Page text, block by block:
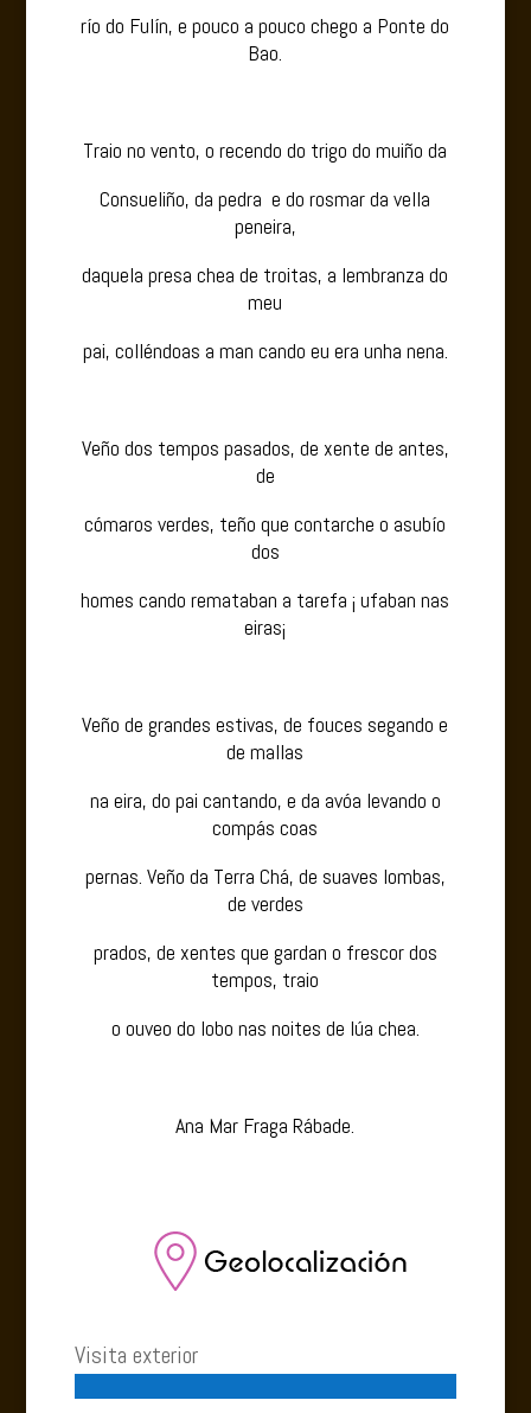
río do Fulín, e pouco a pouco chego a Ponte do
Bao.
Traio no vento, o recendo do trigo do muiño da
Consueliño, da pedra e do rosmar da vella
peneira,
daquela presa chea de troitas, a lembranza do
meu
pai, colléndoas a man cando eu era unha nena.
Veño dos tempos pasados, de xente de antes,
de
cómaros verdes, teño que contarche o asubío
dos
homes cando remataban a tarefa ¡ ufaban nas
eiras¡
Veño de grandes estivas, de fouces segando e
de mallas
na eira, do pai cantando, e da avóa levando o
compás coas
pernas. Veño da Terra Chá, de suaves lombas,
de verdes
prados, de xentes que gardan o frescor dos
tempos, traio
o ouveo do lobo nas noites de lúa chea.
Ana Mar Fraga Rábade.
Visita exterior